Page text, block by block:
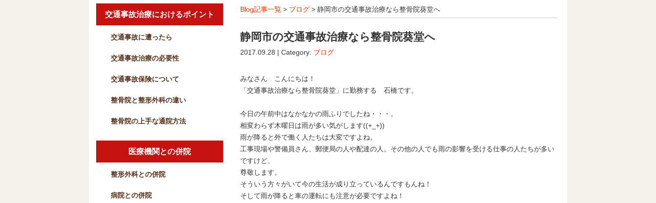
Blog記事一覧 > ブログ > 静岡市の交通事故治療なら整骨院葵堂へ
静岡市の交通事故治療なら整骨院葵堂へ
2017.09.28 | Category: ブログ
みなさん こんにちは！
「交通事故治療なら整骨院葵堂」に勤務する 石橋です。
今日の午前中はなかなかの雨ふりでしたね・・・。
相変わらず木曜日は雨が多い気がします((+_+))
雨が降ると外で働く人たちは大変ですよね。
工事現場や警備員さん、郵便局の人や配達の人。その他の人でも雨の影響を受ける仕事の人たちが多い
ですけど、
尊敬します。
そういう方々がいて今の生活が成り立っているんですもんね！
そして雨が降ると車の運転にも注意が必要ですよね！
交通事故治療におけるポイント
交通事故に遭ったら
交通事故治療の必要性
交通事故保険について
整骨院と整形外科の違い
整骨院の上手な通院方法
医療機関との併院
整形外科との併院
病院との併院